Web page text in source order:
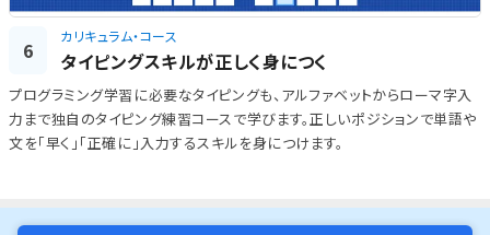
6
カリキュラム・コース
タイピングスキルが正しく身につく
プログラミング学習に必要なタイピングも、アルファベットからローマ字入
力まで独自のタイピング練習コースで学びます。正しいポジションで単語や
文を「早く」「正確に」入力するスキルを身につけます。